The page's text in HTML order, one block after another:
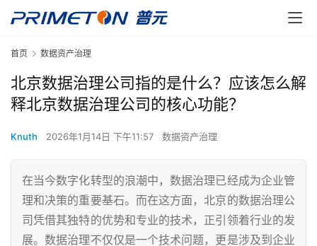
首页 数据资产治理
北京数据治理公司指的是什么？应该怎么解
释北京数据治理公司的核心功能？
Knuth 2026年1月14日 下午11:57 数据资产治理
在当今数字化转型的浪潮中，数据治理已经成为企业管
理和决策的重要基石。而在这方面，北京的数据治理公
司凭借其独特的优势和专业的技术，正引领着行业的发
展。数据治理不仅仅是一个技术问题，更是涉及到企业